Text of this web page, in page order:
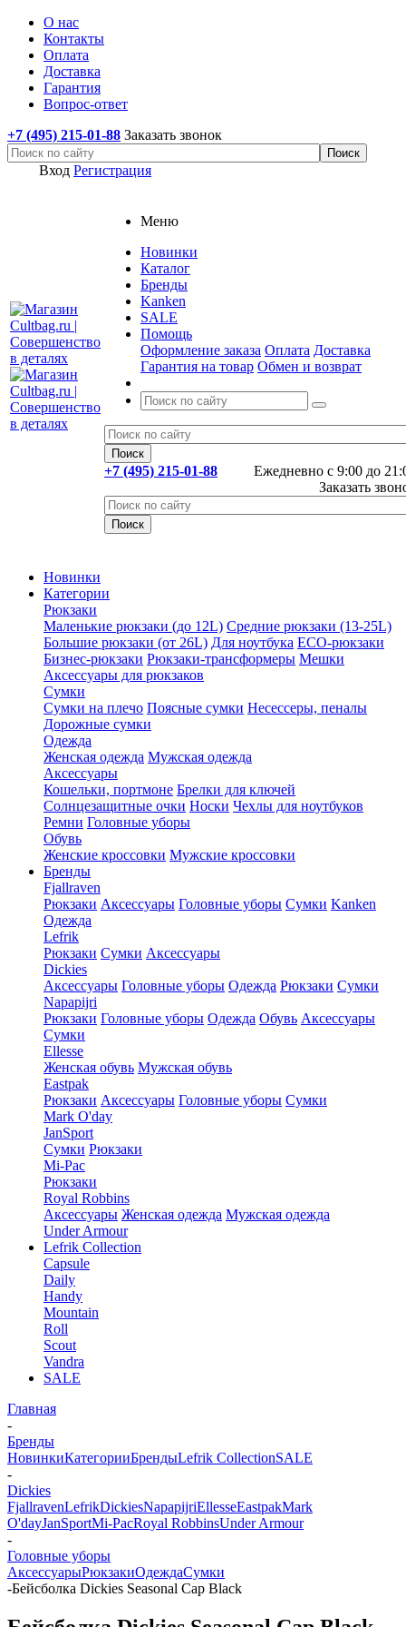
О нас
Контакты
Оплата
Доставка
Гарантия
Вопрос-ответ
+7 (495) 215-01-88 Заказать звонок
Вход Регистрация
Меню
Новинки
Каталог
Бренды
Kanken
SALE
Помощь
Оформление заказа Оплата Доставка
Гарантия на товар Обмен и возврат
Ежедневно с 9:00 до
+7 (495) 215-01-88
Заказать
Новинки
Категории
Рюкзаки
Маленькие рюкзаки (до 12L) Средние рюкзаки (13-25L)
Большие рюкзаки (от 26L) Для ноутбука ECO-рюкзаки
Бизнес-рюкзаки Рюкзаки-трансформеры Мешки
Аксессуары для рюкзаков
Сумки
Сумки на плечо Поясные сумки Несессеры, пеналы
Дорожные сумки
Одежда
Женская одежда Мужская одежда
Аксессуары
Кошельки, портмоне Брелки для ключей
Солнцезащитные очки Носки Чехлы для ноутбуков
Ремни Головные уборы
Обувь
Женские кроссовки Мужские кроссовки
Бренды
Fjallraven
Рюкзаки Аксессуары Головные уборы Сумки Kanken
Одежда
Lefrik
Рюкзаки Сумки Аксессуары
Dickies
Аксессуары Головные уборы Одежда Рюкзаки Сумки
Napapijri
Рюкзаки Головные уборы Одежда Обувь Аксессуары
Сумки
Ellesse
Женская обувь Мужская обувь
Eastpak
Рюкзаки Аксессуары Головные уборы Сумки
Mark O'day
JanSport
Сумки Рюкзаки
Mi-Pac
Рюкзаки
Royal Robbins
Аксессуары Женская одежда Мужская одежда
Under Armour
Lefrik Collection
Capsule
Daily
Handy
Mountain
Roll
Scout
Vandra
SALE
Главная
-
Бренды
НовинкиКатегорииБрендыLefrik CollectionSALE
-
Dickies
FjallravenLefrikDickiesNapapijriEllesseEastpakMark
O'dayJanSportMi-PacRoyal RobbinsUnder Armour
-
Головные уборы
АксессуарыРюкзакиОдеждаСумки
-Бейсболка Dickies Seasonal Cap Black